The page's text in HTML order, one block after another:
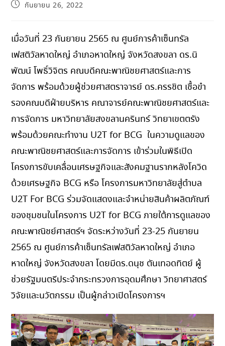
กันยายน 26, 2022
เมื่อวันที่ 23 กันยายน 2565 ณ ศูนย์การค้าเซ็นทรัล
เฟสติวัลหาดใหญ่ อำเภอหาดใหญ่ จังหวัดสงขลา ดร.นิ
พัฒน์ โพธิ์วิจิตร คณบดีคณะพาณิชยศาสตร์และการ
จัดการ พร้อมด้วยผู้ช่วยศาสตราจารย์ ดร.ครรชิต เชื้อขำ
รองคณบดีฝ่ายบริหาร คณาจารย์คณะพาณิชยศาสตร์และ
การจัดการ มหาวิทยาลัยสงขลานครินทร์ วิทยาเขตตรัง
พร้อมด้วยคณะทำงาน U2T for BCG ในความดูแลของ
คณะพาณิชยศาสตร์และการจัดการ เข้าร่วมในพิธีเปิด
โครงการขับเคลื่อนเศรษฐกิจและสังคมฐานรากหลังโควิด
ด้วยเศรษฐกิจ BCG หรือ โครงการมหาวิทยาลัยสู่ตำบล
U2T For BCG ร่วมจัดแสดงและจำหน่ายสินค้าผลิตภัณฑ์
ของชุมชนในโครงการ U2T for BCG ภายใต้การดูแลของ
คณะพาณิชย์ศาสตร์ฯ จัดระหว่างวันที่ 23-25 กันยายน
2565 ณ ศูนย์การค้าเซ็นทรัลเฟสติวัลหาดใหญ่ อำเภอ
หาดใหญ่ จังหวัดสงขลา โดยมีดร.ดนุช ตันเทอดทิตย์ ผู้
ช่วยรัฐมนตรีประจำกระทรวงการอุดมศึกษา วิทยาศาสตร์
วิจัยและนวัตกรรม เป็นผู้กล่าวเปิดโครงการฯ